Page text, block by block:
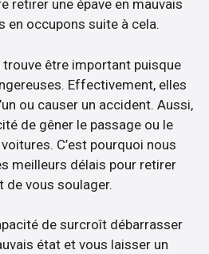
retirer une épave en mauvais
en occupons suite à cela.
trouve être important puisque
Effectivement, elles
ou causer un accident. Aussi,
de gêner le passage ou le
C’est pourquoi nous
meilleurs délais pour retirer
de vous soulager.
de surcroît débarrasser
état et vous laisser un